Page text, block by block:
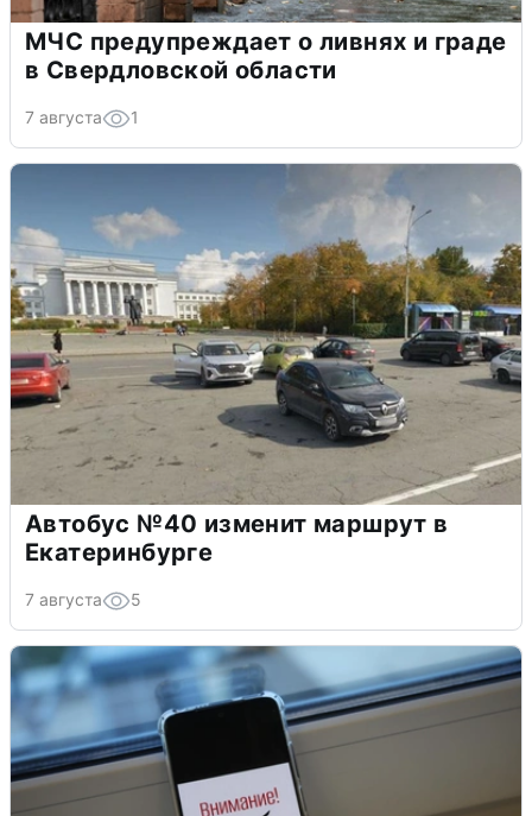
МЧС предупреждает о ливнях и граде
в Свердловской области
7 августа 1
Автобус №40 изменит маршрут в
Екатеринбурге
7 августа 5